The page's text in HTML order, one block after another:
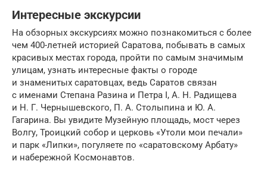
Интересные экскурсии
На обзорных экскурсиях можно познакомиться с более
чем 400-летней историей Саратова, побывать в самых
красивых местах города, пройти по самым значимым
улицам, узнать интересные факты о городе
и знаменитых саратовцах, ведь Саратов связан
с именами Степана Разина и Петра I, А. Н. Радищева
и Н. Г. Чернышевского, П. А. Столыпина и Ю. А.
Гагарина. Вы увидите Музейную площадь, мост через
Волгу, Троицкий собор и церковь «Утоли мои печали»
и парк «Липки», погуляете по «саратовскому Арбату»
и набережной Космонавтов.